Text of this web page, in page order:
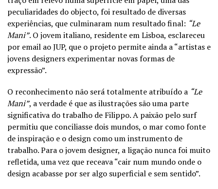
peculiaridades do objecto, foi resultado de diversas
experiências, que culminaram num resultado final: “Le
Mani”. O jovem italiano, residente em Lisboa, esclareceu
por email ao JUP, que o projeto permite ainda a “artistas e
jovens designers experimentar novas formas de
expressão”.
O reconhecimento não será totalmente atribuído a “Le
Mani”, a verdade é que as ilustrações são uma parte
significativa do trabalho de Filippo. A paixão pelo surf
permitiu que conciliasse dois mundos, o mar como fonte
de inspiração e o design como um instrumento de
trabalho. Para o jovem designer, a ligação nunca foi muito
refletida, uma vez que receava “cair num mundo onde o
design acabasse por ser algo superficial e sem sentido”.